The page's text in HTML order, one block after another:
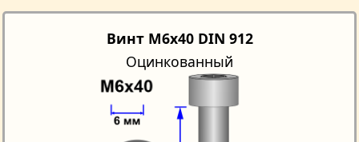
Винт M6x40 DIN 912
Оцинкованный